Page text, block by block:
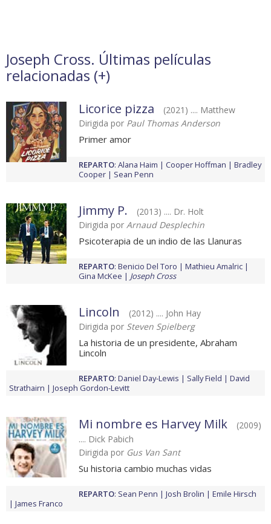
Joseph Cross. Últimas películas
relacionadas (+)
Licorice pizza
(2021) .... Matthew
Dirigida por Paul Thomas Anderson
Primer amor
REPARTO: Alana Haim Cooper Hoffman
Bradley
Cooper
Sean Penn
Jimmy P.
(2013) .... Dr. Holt
Dirigida por Arnaud Desplechin
Psicoterapia de un indio de las Llanuras
REPARTO: Benicio Del Toro
Mathieu Amalric
Gina McKee
Joseph Cross
Lincoln
(2012) .... John Hay
Dirigida por Steven Spielberg
La historia de un presidente, Abraham
Lincoln
REPARTO: Daniel Day-Lewis Sally Field
David
Strathairn
Joseph Gordon-Levitt
Mi nombre es Harvey Milk
(2009)
.... Dick Pabich
Dirigida por Gus Van Sant
Su historia cambio muchas vidas
REPARTO: Sean Penn Josh Brolin
Emile Hirsch
James Franco